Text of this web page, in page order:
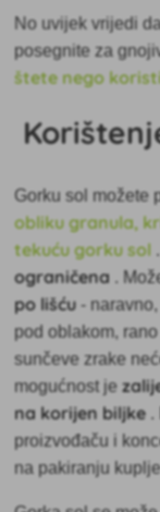
No uvijek vrijedi
posegnite za
štete nego
Gorku sol možete
obliku granula,
tekuću gorku sol
ograničena .
po lišću -
pod oblakom,
sunčeve zrake
mogućnost je
na korijen biljke.
proizvođaču i
na pakiranju